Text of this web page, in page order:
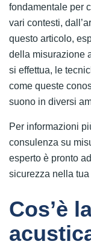
fondamentale per
vari contesti,
questo articolo,
della misurazione
si effettua, le
come queste
suono in diversi
Per informazioni
consulenza su
esperto è pronto
sicurezza nella
Cos’è